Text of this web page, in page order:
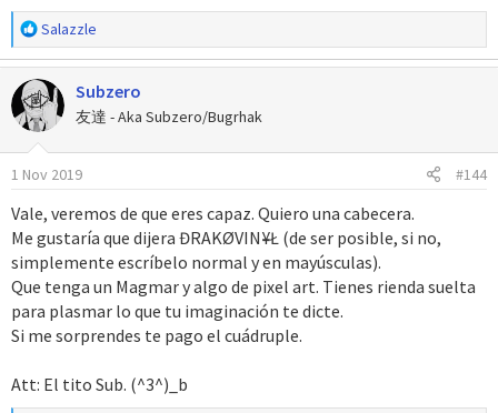
R
e
a
c
c
i
o
n
s
:
Salazzle
Subzero
友達 - Aka Subzero/Bugrhak
1 Nov 2019 #144
Vale, veremos de que eres capaz. Quiero una cabecera.
Me gustaría que dijera ĐRAKØVIN¥Ł (de ser posible, si no,
simplemente escríbelo normal y en mayúsculas).
Que tenga un Magmar y algo de pixel art. Tienes rienda suelta
para plasmar lo que tu imaginación te dicte.
Si me sorprendes te pago el cuádruple.
Att: El tito Sub. (^3^)_b